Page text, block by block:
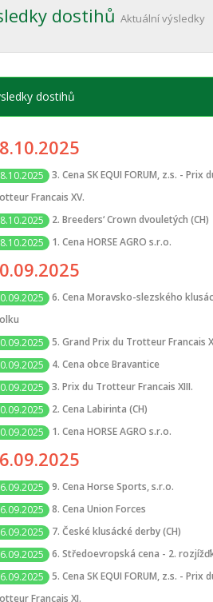
dostihů Aktuální výsledky
dostihů
3. Cena SK EQUI FORUM, z.s. - Prix
Francais XV.
2. Breeders‘ Crown dvouletých (CH)
1. Cena HORSE AGRO s.r.o.
6. Cena Moravsko-slezského
5. Grand Prix du Trotteur Francais
4. Cena obce Bravantice
3. Prix du Trotteur Francais XIII.
2. Cena Labirinta (CH)
1. Cena HORSE AGRO s.r.o.
9. Cena Horse Sports, s.r.o.
8. Cena Union Forces
7. České klusácké derby (CH)
6. Středoevropská cena - 2.
5. Cena SK EQUI FORUM, z.s. - Prix
Francais XI.